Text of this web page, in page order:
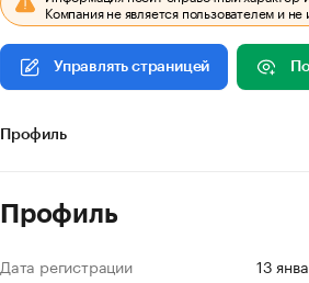
Компания не является пользователем и
Управлять страницей
Профиль
Профиль
Дата регистрации
13